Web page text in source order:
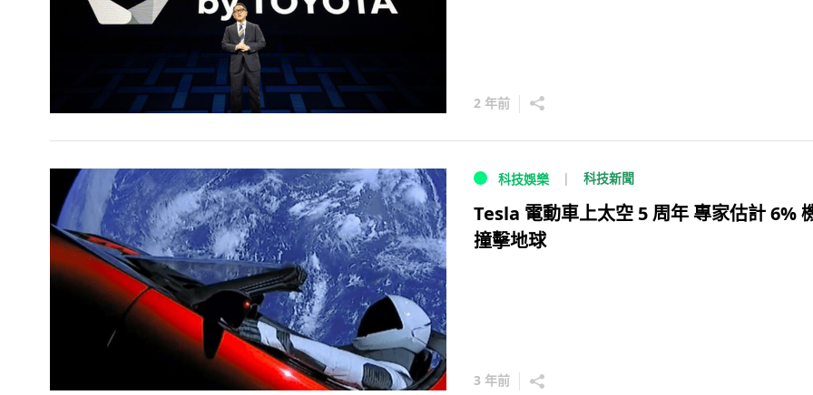
2 年前
科技娛樂 科技新聞
Tesla 電動車上太空 5 周年 專家估計 6%
撞擊地球
3 年前